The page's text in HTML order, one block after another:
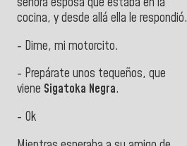
cocina, y desde allá ella le respondió.
- Dime, mi motorcito.
- Prepárate unos tequeños, que
viene Sigatoka Negra.
- Ok